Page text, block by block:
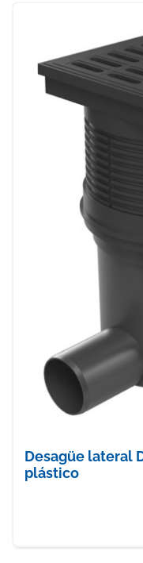
Desagüe lateral
plástico